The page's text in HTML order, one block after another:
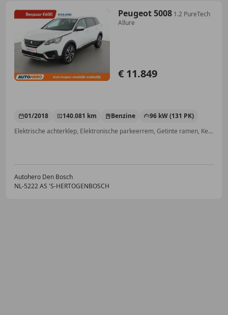
Peugeot 5008 1.2 PureTech
Allure
€ 11.849
01/2018 140.081 km Benzine
96 kW (131 PK)
Elektrische achterklep, Elektronische parkeerrem, Getinte ramen, Keyless Entry, Verkeersbordherkenning, Regensensor, Dakrails, Lane Departure Warning Systeem
Autohero Den Bosch
NL-5222 AS 'S-HERTOGENBOSCH